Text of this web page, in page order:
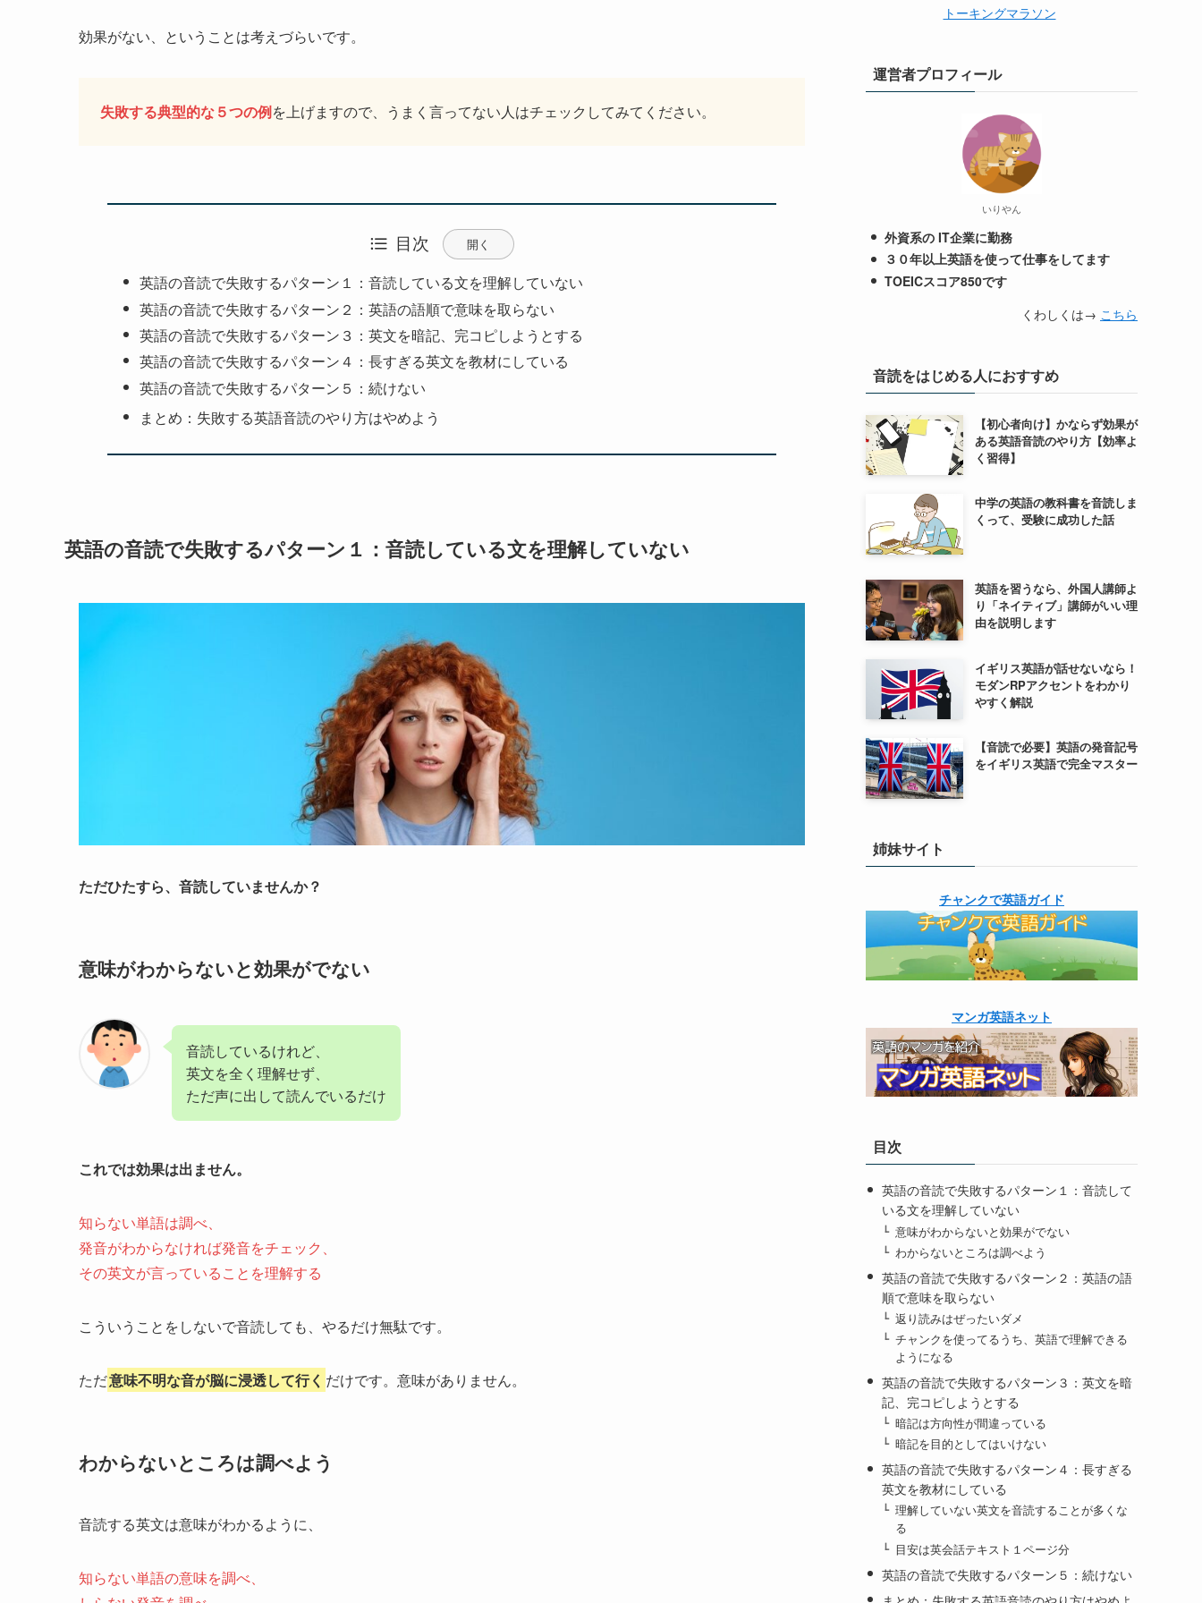
効果がない、ということは考えづらいです。
失敗する典型的な５つの例を上げますので、うまく言ってない人はチェックしてみてください。
目次 開く
英語の音読で失敗するパターン１：音読している文を理解していない
英語の音読で失敗するパターン２：英語の語順で意味を取らない
英語の音読で失敗するパターン３：英文を暗記、完コピしようとする
英語の音読で失敗するパターン４：長すぎる英文を教材にしている
英語の音読で失敗するパターン５：続けない
まとめ：失敗する英語音読のやり方はやめよう
英語の音読で失敗するパターン１：音読している文を理解していない
ただひたすら、音読していませんか？
意味がわからないと効果がでない
音読しているけれど、
英文を全く理解せず、
ただ声に出して読んでいるだけ
これでは効果は出ません。
知らない単語は調べ、
発音がわからなければ発音をチェック、
その英文が言っていることを理解する
こういうことをしないで音読しても、やるだけ無駄です。
ただ意味不明な音が脳に浸透して行く だけです。意味がありません。
わからないところは調べよう
音読する英文は意味がわかるように、
知らない単語の意味を調べ、
トーキングマラソン
運営者プロフィール
いりやん
外資系の IT企業に勤務
３０年以上英語を使って仕事をしてます
TOEICスコア850です
くわしくは→ こちら
音読をはじめる人におすすめ
【初心者向け】かならず効果が
ある英語音読のやり方【効率よ
く習得】
中学の英語の教科書を音読しま
くって、受験に成功した話
英語を習うなら、外国人講師よ
り「ネイティブ」講師がいい理
由を説明します
イギリス英語が話せないなら！
モダンRPアクセントをわかり
やすく解説
【音読で必要】英語の発音記号
をイギリス英語で完全マスター
姉妹サイト
チャンクで英語ガイド
マンガ英語ネット
目次
英語の音読で失敗するパターン１：音読して
いる文を理解していない
意味がわからないと効果がでない
わからないところは調べよう
英語の音読で失敗するパターン２：英語の語
順で意味を取らない
返り読みはぜったいダメ
チャンクを使ってるうち、英語で理解できる
ようになる
英語の音読で失敗するパターン３：英文を暗
記、完コピしようとする
暗記は方向性が間違っている
暗記を目的としてはいけない
英語の音読で失敗するパターン４：長すぎる
英文を教材にしている
理解していない英文を音読することが多くな
る
目安は英会話テキスト１ページ分
英語の音読で失敗するパターン５：続けない